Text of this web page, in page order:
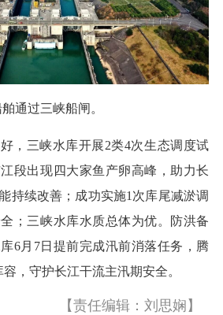
通过三峡船闸。
，三峡水库开展2类4次生态调度试
段出现四大家鱼产卵高峰，助力长
持续改善；成功实施1次库尾减淤调
；三峡水库水质总体为优。防洪备
6月7日提前完成汛前消落任务，腾
，守护长江干流主汛期安全。
【责任编辑：刘思娴】